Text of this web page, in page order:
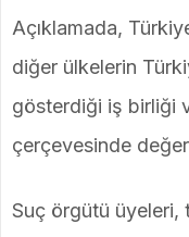
Açıklamada,
diğer ülkelerin
gösterdiği iş birliği
çerçevesinde
Suç örgütü üyeleri,